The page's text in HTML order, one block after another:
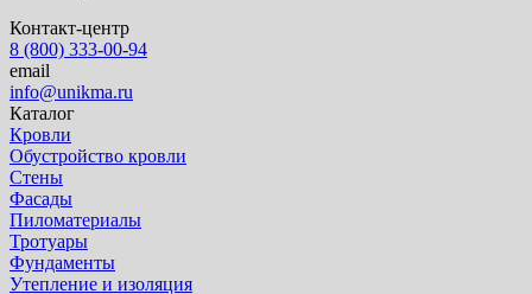
Контакт-центр
8 (800) 333-00-94
email
info@unikma.ru
Каталог
Кровли
Обустройство кровли
Стены
Фасады
Пиломатериалы
Тротуары
Фундаменты
Утепление и изоляция